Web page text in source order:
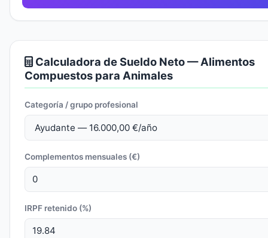
Calculadora de Sueldo Neto — Alimentos
Compuestos para Animales
Categoría / grupo profesional
Complementos mensuales (€)
IRPF retenido (%)